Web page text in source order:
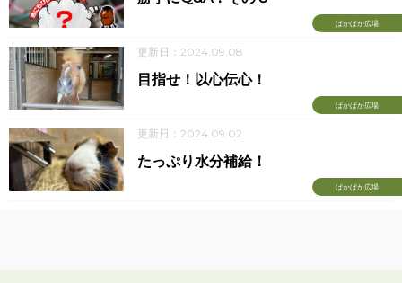
ぱかぱか広場
更新日：2024.09.08
ぱかぱか広場
目指せ！以心伝心！
更新日：2024.09.02
ぱかぱか広場
たっぷり水分補給！